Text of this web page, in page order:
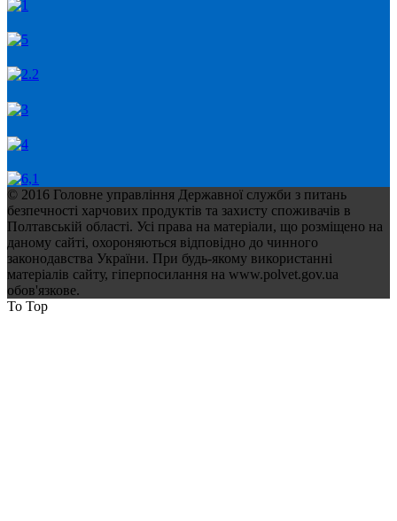
© 2016 Головне управління Державної служби з питань
безпечності харчових продуктів та захисту споживачів в
Полтавській області. Усі права на матеріали, що розміщено на
даному сайті, охороняються відповідно до чинного
законодавства України. При будь-якому використанні
матеріалів сайту, гіперпосилання на www.polvet.gov.ua
обов'язкове.
To Top